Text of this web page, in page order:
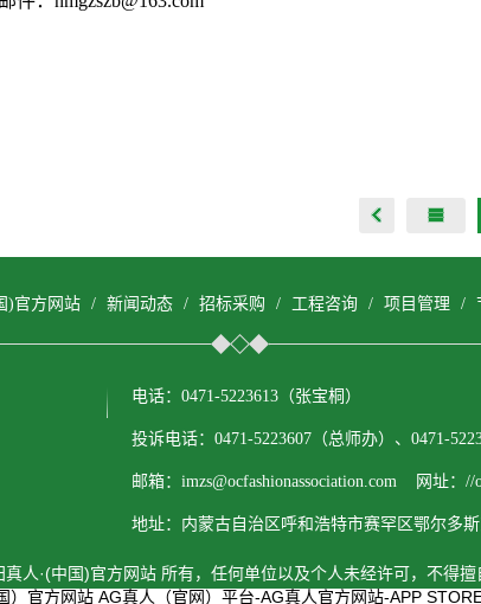
)官方网站 / 新闻动态 / 招标采购 / 工程咨询 / 项目管理 /
电话：0471-5223613（张宝桐）
投诉电话：0471-5223607（总师办）、0471-
邮箱：imzs@ocfashionassociation.com 网址：//
地址：内蒙古自治区呼和浩特市赛罕区鄂尔多
人·(中国)官方网站 所有，任何单位以及个人未经许可，不得擅
）官方网站 AG真人（官网）平台-AG真人官方网站-APP